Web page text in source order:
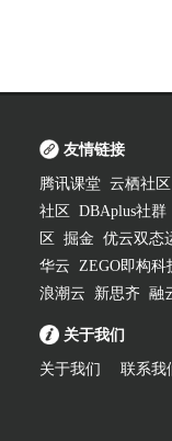
友情链接
腾讯课堂 云栖社区
社区
DBAplus社群
区
掘金 优云双态
华云 ZEGO即构科
浪潮云
新思齐 融
关于我们
关于我们 联系我